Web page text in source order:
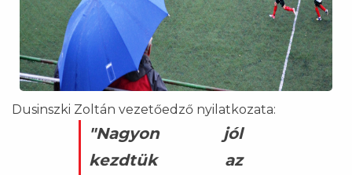
Dusinszki Zoltán vezetőedző nyilatkozata:
"Nagyon jól
kezdtük az